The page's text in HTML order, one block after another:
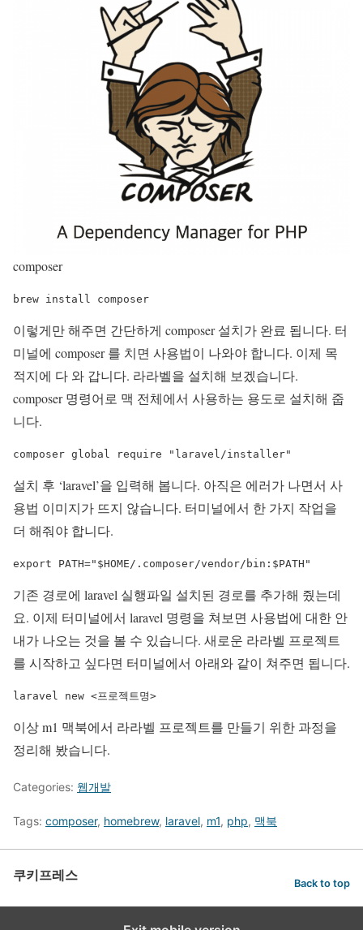
composer
brew install composer
이렇게만 해주면 간단하게 composer 설치가 완료 됩니다. 터
미널에 composer 를 치면 사용법이 나와야 합니다. 이제 목
적지에 다 와 갑니다. 라라벨을 설치해 보겠습니다.
composer 명령어로 맥 전체에서 사용하는 용도로 설치해 줍
니다.
composer global require "laravel/installer"
설치 후 ‘laravel’을 입력해 봅니다. 아직은 에러가 나면서 사
용법 이미지가 뜨지 않습니다. 터미널에서 한 가지 작업을
더 해줘야 합니다.
export PATH="$HOME/.composer/vendor/bin:$PATH"
기존 경로에 laravel 실행파일 설치된 경로를 추가해 줬는데
요. 이제 터미널에서 laravel 명령을 쳐보면 사용법에 대한 안
내가 나오는 것을 볼 수 있습니다. 새로운 라라벨 프로젝트
를 시작하고 싶다면 터미널에서 아래와 같이 쳐주면 됩니다.
laravel new <프로젝트명>
이상 m1 맥북에서 라라벨 프로젝트를 만들기 위한 과정을
정리해 봤습니다.
Categories: 웹개발
Tags: composer, homebrew, laravel, m1, php, 맥북
쿠키프레스 Back to top